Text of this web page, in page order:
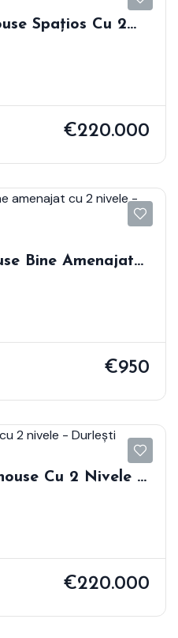
Spațios Cu 2
€220.000
Bine Amenajat
€950
Cu 2 Nivele -
€220.000